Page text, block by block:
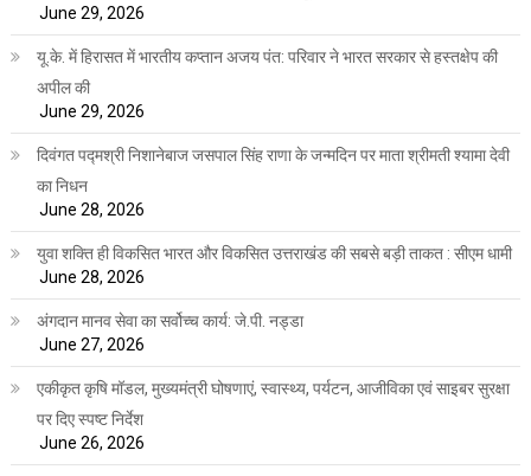
June 29, 2026
यू.के. में हिरासत में भारतीय कप्तान अजय पंत: परिवार ने भारत सरकार से हस्तक्षेप की
अपील की
June 29, 2026
दिवंगत पद्मश्री निशानेबाज जसपाल सिंह राणा के जन्मदिन पर माता श्रीमती श्यामा देवी
का निधन
June 28, 2026
युवा शक्ति ही विकसित भारत और विकसित उत्तराखंड की सबसे बड़ी ताकत : सीएम धामी
June 28, 2026
अंगदान मानव सेवा का सर्वोच्च कार्य: जे.पी. नड्डा
June 27, 2026
एकीकृत कृषि मॉडल, मुख्यमंत्री घोषणाएं, स्वास्थ्य, पर्यटन, आजीविका एवं साइबर सुरक्षा
पर दिए स्पष्ट निर्देश
June 26, 2026